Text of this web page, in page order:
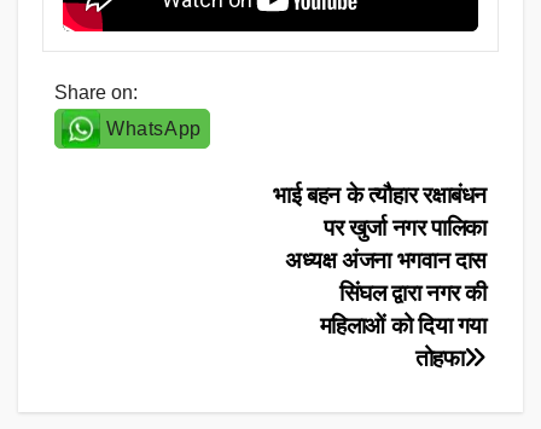
Share on:
WhatsApp
भाई बहन के त्यौहार रक्षाबंधन
पर खुर्जा नगर पालिका
अध्यक्ष अंजना भगवान दास
सिंघल द्वारा नगर की
महिलाओं को दिया गया
तोहफा